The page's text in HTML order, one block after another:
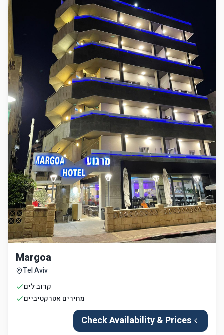
Margoa
Tel Aviv
קרוב לים
מחירים אטרקטיביים
Check Availability & Prices